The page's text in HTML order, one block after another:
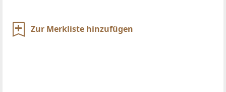
Zur Merkliste hinzufügen